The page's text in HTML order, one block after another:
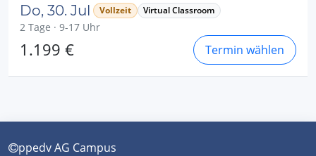
Do, 30. Jul Vollzeit Virtual Classroom
2 Tage · 9-17 Uhr
1.199 € Termin wählen
ppedv AG Campus